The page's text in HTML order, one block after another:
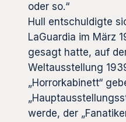
oder so.“
Hull entschuldigte
LaGuardia im März
gesagt hatte, auf
Weltausstellung
„Horrorkabinett“
werde, der